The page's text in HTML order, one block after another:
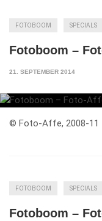
FOTOBOOM SPECIALS
Fotoboom –
21. SEPTEMBER 2014
© Foto-Affe, 2008-11
FOTOBOOM SPECIALS
Fotoboom –